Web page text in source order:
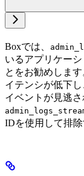
Boxでは、
いるアプリケー
とをお勧めします
イテンシが低下
イベントが見逃さ
IDを使用して排除